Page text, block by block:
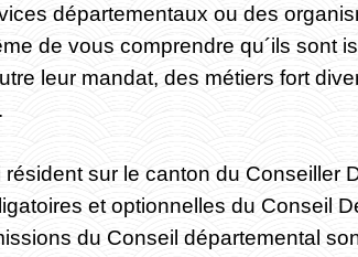
départementaux ou des
de vous comprendre qu´ils sont
leur mandat, des métiers fort
sur le canton du Conseiller
et optionnelles du Conseil
du Conseil départemental